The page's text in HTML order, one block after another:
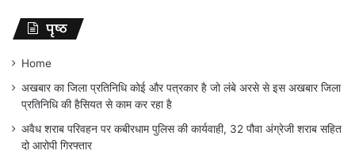
पृष्ठ
Home
अखबार का जिला प्रतिनिधि कोई और पत्रकार है जो लंबे अरसे से इस अखबार जिला
प्रतिनिधि की हैसियत से काम कर रहा है
अवैध शराब परिवहन पर कबीरधाम पुलिस की कार्यवाही, 32 पौवा अंग्रेजी शराब सहित
दो आरोपी गिरफ्तार